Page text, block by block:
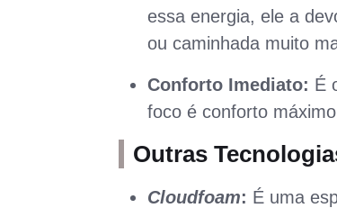
essa energia, ele a
ou caminhada muito
Conforto Imediato: É
foco é conforto
Outras
Cloudfoam: É uma